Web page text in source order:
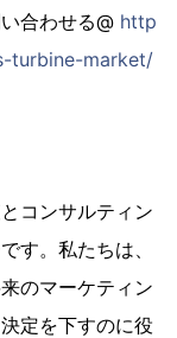
合わせる@ http
turbine-market/
コンサルティン
す。私たちは、
のマーケティン
定を下すのに役